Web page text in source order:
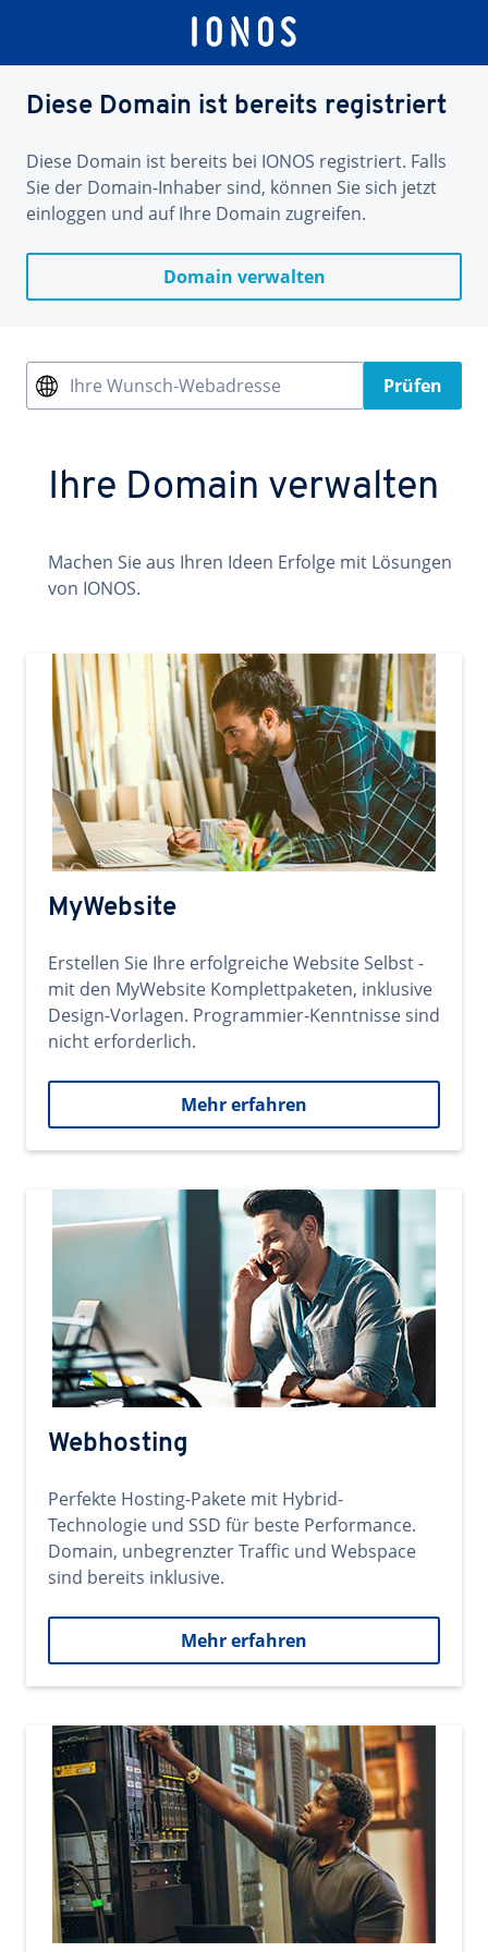
Diese Domain ist bereits registriert
Diese Domain ist bereits bei IONOS registriert. Falls
Sie der Domain-Inhaber sind, können Sie sich jetzt
einloggen und auf Ihre Domain zugreifen.
Domain verwalten
Ihre Wunsch-Webadresse Prüfen
Ihre Domain verwalten
Machen Sie aus Ihren Ideen Erfolge mit Lösungen
von IONOS.
MyWebsite
Erstellen Sie Ihre erfolgreiche Website Selbst -
mit den MyWebsite Komplettpaketen, inklusive
Design-Vorlagen. Programmier-Kenntnisse sind
nicht erforderlich.
Mehr erfahren
Webhosting
Perfekte Hosting-Pakete mit Hybrid-
Technologie und SSD für beste Performance.
Domain, unbegrenzter Traffic und Webspace
sind bereits inklusive.
Mehr erfahren